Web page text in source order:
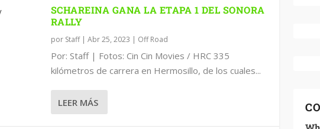
SCHAREINA GANA LA ETAPA 1 DEL SONORA
RALLY
por Staff| Abr 25, 2023 | Off Road
Por: Staff | Fotos: Cin Cin Movies / HRC 335
kilómetros de carrera en Hermosillo, de los cuales...
LEER MÁS